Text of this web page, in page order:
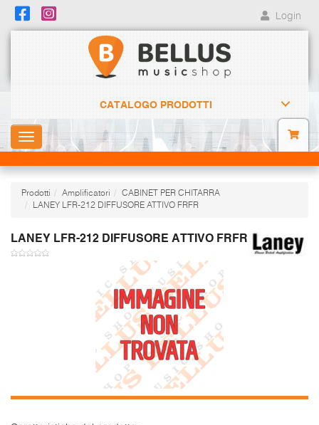
Login
CATALOGO PRODOTTI
Toggle
navigation
Prodotti Amplificatori
CABINET PER CHITARRA
LANEY LFR-212 DIFFUSORE ATTIVO FRFR
LANEY LFR-212 DIFFUSORE ATTIVO FRFR